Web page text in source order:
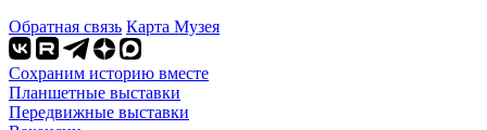
Обратная связь Карта Музея
Сохраним историю вместе
Планшетные выставки
Передвижные выставки